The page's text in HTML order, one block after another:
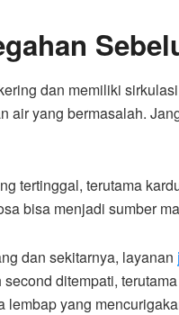
dan memiliki
air yang bermasalah.
tertinggal, terutama
bisa menjadi sumber
dan sekitarnya, layanan
ditempati,
lembap yang